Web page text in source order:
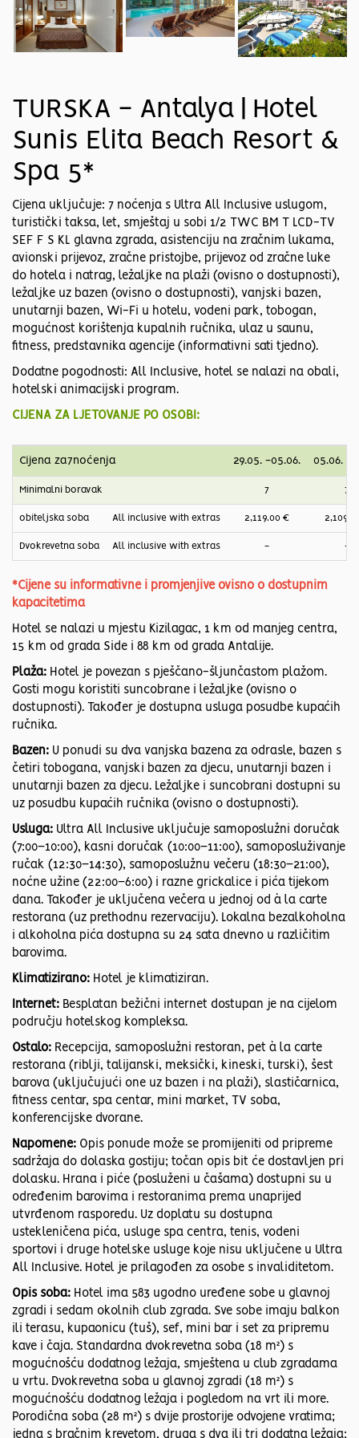
TURSKA - Antalya | Hotel
Sunis Elita Beach Resort &
Spa 5*
​Cijena uključuje: 7 noćenja s Ultra All Inclusive uslugom,
turistički taksa, let, smještaj u sobi 1/2 TWC BM T LCD-TV
SEF F S KL glavna zgrada, asistenciju na zračnim lukama,
avionski prijevoz, zračne pristojbe, prijevoz od zračne luke
do hotela i natrag, ležaljke na plaži (ovisno o dostupnosti),
ležaljke uz bazen (ovisno o dostupnosti), vanjski bazen,
unutarnji bazen, Wi-Fi u hotelu, vodeni park, tobogan,
mogućnost korištenja kupalnih ručnika, ulaz u saunu,
fitness, predstavnika agencije (informativni sati tjedno).​
Dodatne pogodnosti: All Inclusive, hotel se nalazi na obali,
hotelski animacijski program.
CIJENA ZA LJETOVANJE PO OSOBI:
Cijena za7noćenja 29.05. -05.06. 05.06. -
Minimalni boravak 7 7
obiteljska soba All inclusive with extras 2,119.00 €
Dvokrevetna soba All inclusive with extras - -
*Cijene su informativne i promjenjive ovisno o dostupnim
kapacitetima
Hotel se nalazi u mjestu Kizilagac, 1 km od manjeg centra,
15 km od grada Side i 88 km od grada Antalije.​
Plaža: Hotel je povezan s pješčano-šljunčastom plažom.
Gosti mogu koristiti suncobrane i ležaljke (ovisno o
dostupnosti). Također je dostupna usluga posudbe kupaćih
ručnika.​
Bazen: U ponudi su dva vanjska bazena za odrasle, bazen s
četiri tobogana, vanjski bazen za djecu, unutarnji bazen i
unutarnji bazen za djecu. Ležaljke i suncobrani dostupni su
uz posudbu kupaćih ručnika (ovisno o dostupnosti).
Usluga: Ultra All Inclusive uključuje samoposlužni doručak
(7:00–10:00), kasni doručak (10:00–11:00), samoposluživanje
ručak (12:30–14:30), samoposlužnu večeru (18:30–21:00),
noćne užine (22:00–6:00) i razne grickalice i pića tijekom
dana. Također je uključena večera u jednoj od à la carte
restorana (uz prethodnu rezervaciju). Lokalna bezalkoholna
i alkoholna pića dostupna su 24 sata dnevno u različitim
barovima.​
Klimatizirano: Hotel je klimatiziran.
Internet: Besplatan bežični internet dostupan je na cijelom
području hotelskog kompleksa.​
Ostalo: Recepcija, samoposlužni restoran, pet à la carte
restorana (riblji, talijanski, meksički, kineski, turski), šest
barova (uključujući one uz bazen i na plaži), slastičarnica,
fitness centar, spa centar, mini market, TV soba,
konferencijske dvorane.​
Napomene: Opis ponude može se promijeniti od pripreme
sadržaja do dolaska gostiju; točan opis bit će dostavljen pri
dolasku. Hrana i piće (posluženi u čašama) dostupni su u
određenim barovima i restoranima prema unaprijed
utvrđenom rasporedu. Uz doplatu su dostupna
ustekleničena pića, usluge spa centra, tenis, vodeni
sportovi i druge hotelske usluge koje nisu uključene u Ultra
All Inclusive. Hotel je prilagođen za osobe s invaliditetom.​
Opis soba: Hotel ima 583 ugodno uređene sobe u glavnoj
zgradi i sedam okolnih club zgrada. Sve sobe imaju balkon
ili terasu, kupaonicu (tuš), sef, mini bar i set za pripremu
kave i čaja. Standardna dvokrevetna soba (18 m²) s
mogućnošću dodatnog ležaja, smještena u club zgradama
u vrtu. Dvokrevetna soba u glavnoj zgradi (18 m²) s
mogućnošću dodatnog ležaja i pogledom na vrt ili more.
Porodična soba (28 m²) s dvije prostorije odvojene vratima;
jedna s bračnim krevetom, druga s dva ili tri dodatna ležaja;